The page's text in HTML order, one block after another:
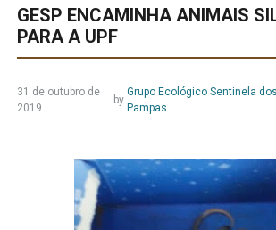
GESP ENCAMINHA ANIMAIS
PARA A UPF
31 de outubro de
2019
by
Grupo Ecológico Sentinela dos
Pampas